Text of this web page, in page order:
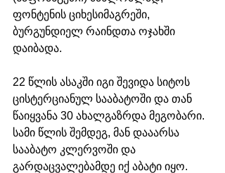
ფონტენის ციხესიმაგრეში,
ბურგუნდიელ რაინდთა ოჯახში
დაიბადა.
22 წლის ასაკში იგი შევიდა სიტოს
ცისტერციანულ სააბატოში და თან
წაიყვანა 30 ახალგაზრდა მეგობარი.
სამი წლის შემდეგ, მან დააარსა
სააბატო კლერვოში და
გარდაცვალებამდე იქ აბატი იყო.